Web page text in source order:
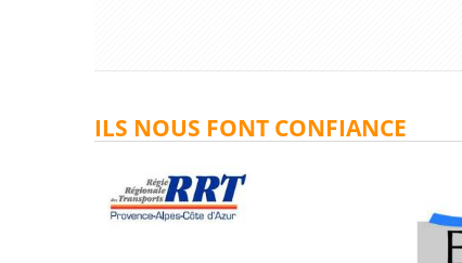
ILS NOUS FONT CONFIANCE